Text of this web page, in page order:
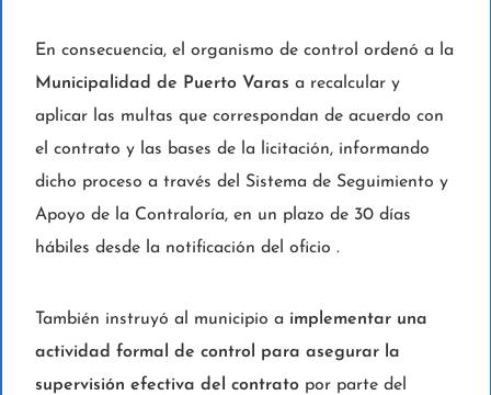
En consecuencia, el organismo de control ordenó a la
Municipalidad de Puerto Varas a recalcular y
aplicar las multas que correspondan de acuerdo con
el contrato y las bases de la licitación, informando
dicho proceso a través del Sistema de Seguimiento y
Apoyo de la Contraloría, en un plazo de 30 días
hábiles desde la notificación del oficio .
También instruyó al municipio a implementar una
actividad formal de control para asegurar la
supervisión efectiva del contrato por parte del